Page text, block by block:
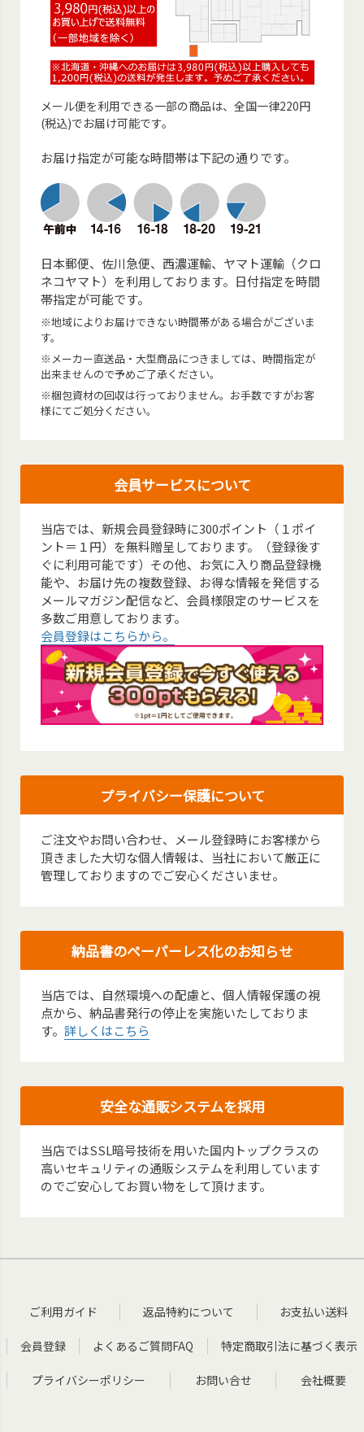
メール便を利用できる一部の商品は、全国一律220円
(税込)でお届け可能です。
お届け指定が可能な時間帯は下記の通りです。
日本郵便、佐川急便、西濃運輸、ヤマト運輸（クロ
ネコヤマト）を利用しております。日付指定を時間
帯指定が可能です。
※地域によりお届けできない時間帯がある場合がございま
す。
※メーカー直送品・大型商品につきましては、時間指定が
出来ませんので予めご了承ください。
※梱包資材の回収は行っておりません。お手数ですがお客
様にてご処分ください。
会員サービスについて
当店では、新規会員登録時に300ポイント（１ポイ
ント＝１円）を無料贈呈しております。（登録後す
ぐに利用可能です）その他、お気に入り商品登録機
能や、お届け先の複数登録、お得な情報を発信する
メールマガジン配信など、会員様限定のサービスを
多数ご用意しております。
会員登録はこちらから。
プライバシー保護について
ご注文やお問い合わせ、メール登録時にお客様から
頂きました大切な個人情報は、当社において厳正に
管理しておりますのでご安心くださいませ。
納品書のペーパーレス化のお知らせ
当店では、自然環境への配慮と、個人情報保護の視
点から、納品書発行の停止を実施いたしておりま
す。詳しくはこちら
安全な通販システムを採用
当店ではSSL暗号技術を用いた国内トップクラスの
高いセキュリティの通販システムを利用しています
のでご安心してお買い物をして頂けます。
ご利用ガイド 返品特約について お支払い送料
会員登録 よくあるご質問FAQ 特定商取引法に基づく表示
プライバシーポリシー お問い合せ 会社概要